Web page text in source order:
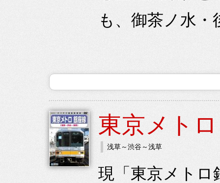
も、御茶ノ水・
東京メト
浅草～渋谷～浅草
現「東京メトロ